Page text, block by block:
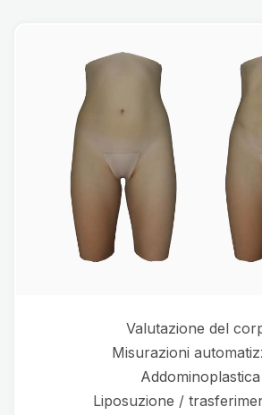
Valutazione del
Misurazioni
Addominoplastica
Liposuzione /